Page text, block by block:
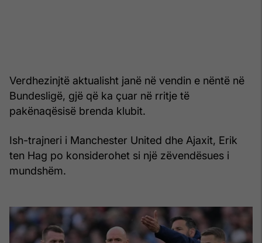
Verdhezinjtë aktualisht janë në vendin e nëntë në
Bundesligë, gjë që ka çuar në rritje të
pakënaqësisë brenda klubit.
Ish-trajneri i Manchester United dhe Ajaxit, Erik
ten Hag po konsiderohet si një zëvendësues i
mundshëm.